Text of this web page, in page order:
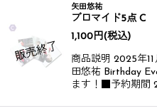
矢田悠祐
ブロマイド5点 C
1,100 円(税込)
商品説明 2025年
田悠祐 Birthday
ます！​​ ■予約期間